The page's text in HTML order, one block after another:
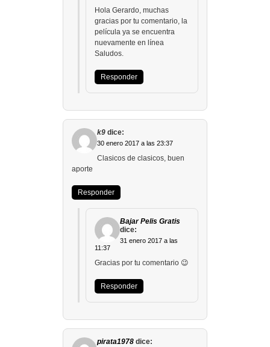
Hola Gerardo, muchas
gracias por tu comentario, la
película ya se encuentra
nuevamente en línea
Saludos.
Responder
k9 dice:
30 enero 2017 a las 23:37
Clasicos de clasicos, buen
aporte
Responder
Bajar Pelis Gratis
dice:
31 enero 2017 a las
11:37
Gracias por tu comentario 😉
Responder
pirata1978 dice: